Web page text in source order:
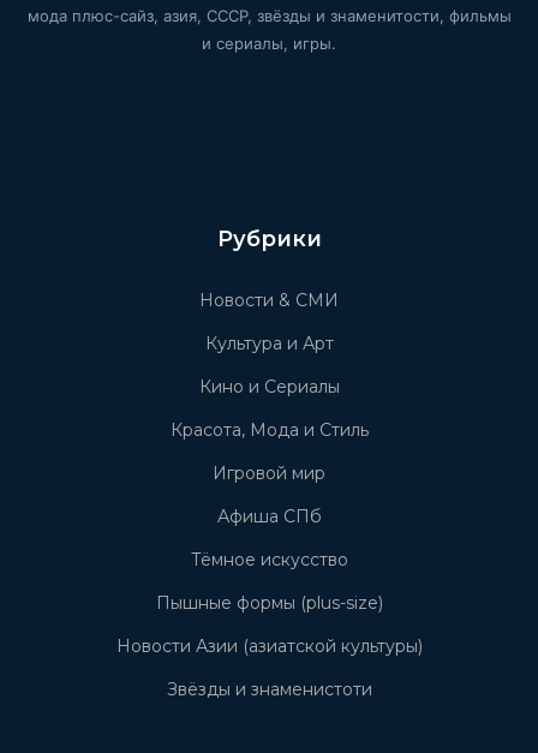
мода плюс-сайз, азия, СССР, звёзды и знаменитости, фильмы
и сериалы, игры.
Рубрики
Новости & СМИ
Культура и Арт
Кино и Сериалы
Красота, Мода и Стиль
Игровой мир
Афиша СПб
Тёмное искусство
Пышные формы (plus-size)
Новости Азии (азиатской культуры)
Звёзды и знаменистоти